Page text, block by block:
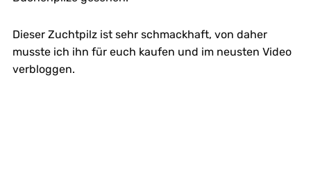
Dieser Zuchtpilz ist sehr schmackhaft, von daher
musste ich ihn für euch kaufen und im neusten Video
verbloggen.